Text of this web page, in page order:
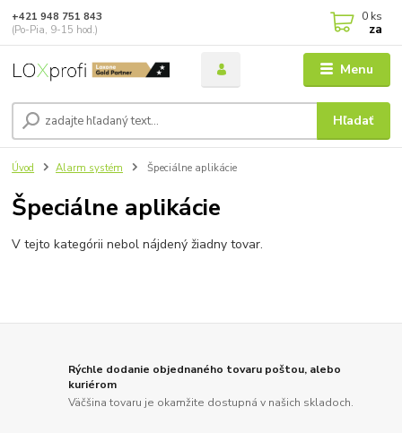
Menu
Hľadať
+421 948 751 843
(Po-Pia, 9-15 hod.)
0 ks
za
Úvod Alarm systém Špeciálne aplikácie
Špeciálne aplikácie
V tejto kategórii nebol nájdený žiadny tovar.
Rýchle dodanie objednaného tovaru poštou, alebo
kuriérom
Väčšina tovaru je okamžite dostupná v našich skladoch.